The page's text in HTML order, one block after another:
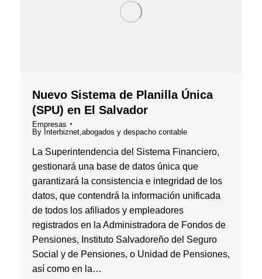
Nuevo Sistema de Planilla Única
(SPU) en El Salvador
Empresas
By Interbiznet,abogados y despacho contable
La Superintendencia del Sistema Financiero,
gestionará una base de datos única que
garantizará la consistencia e integridad de los
datos, que contendrá la información unificada
de todos los afiliados y empleadores
registrados en la Administradora de Fondos de
Pensiones, Instituto Salvadoreño del Seguro
Social y de Pensiones, o Unidad de Pensiones,
así como en la…